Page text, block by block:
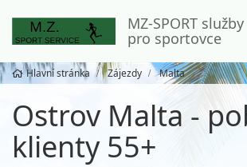
MZ-SPORT služby
pro sportovce
Hlavní stránka Zájezdy Malta
Ostrov Malta -
klienty 55+